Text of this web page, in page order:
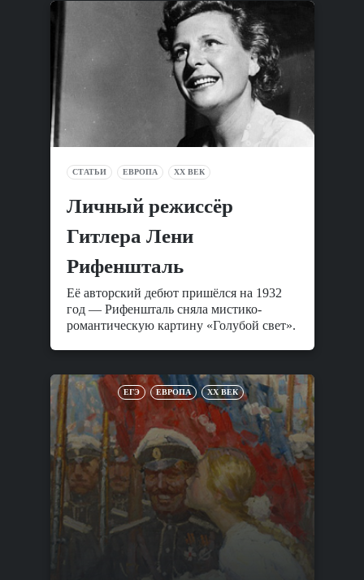
СТАТЬИ ЕВРОПА XX ВЕК
Личный режиссёр
Гитлера Лени
Рифеншталь
Её авторский дебют пришёлся на 1932
год — Рифеншталь сняла мистико-
романтическую картину «Голубой свет».
ЕГЭ ЕВРОПА XX ВЕК